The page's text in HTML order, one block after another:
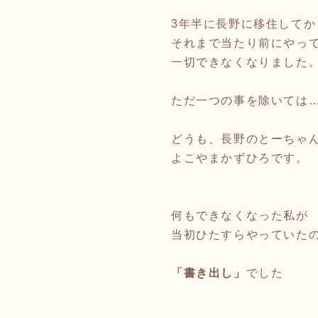
3年半に長野に移住してか
それまで当たり前にやっ
一切できなくなりました。
ただ一つの事を除いては…
どうも、長野のとーちゃ
よこやまかずひろです。
何もできなくなった私が
当初ひたすらやっていた
「書き出し」 でした